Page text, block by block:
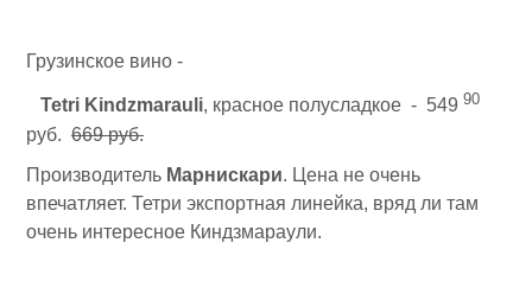
Грузинское вино -
Tetri Kindzmarauli, красное полусладкое - 549 90
руб. 669 руб.
Производитель Марнискари. Цена не очень
впечатляет. Тетри экспортная линейка, вряд ли там
очень интересное Киндзмараули.